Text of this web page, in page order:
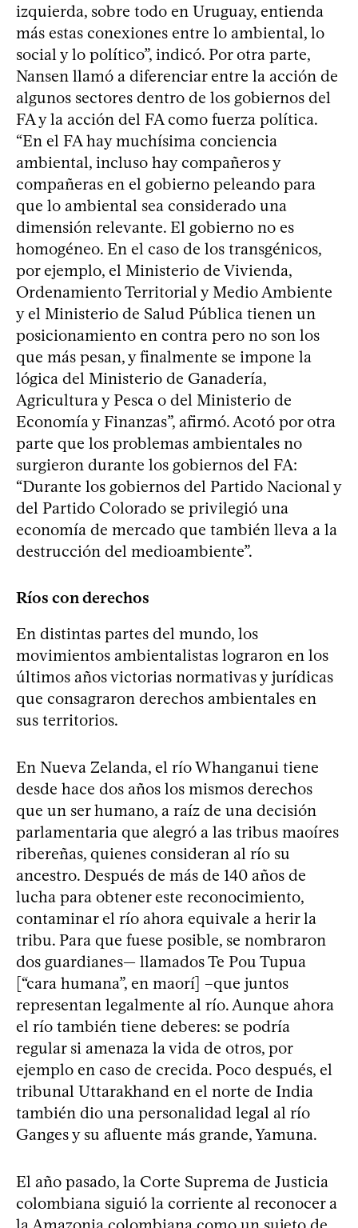
izquierda, sobre todo en Uruguay, entienda
más estas conexiones entre lo ambiental, lo
social y lo político”, indicó. Por otra parte,
Nansen llamó a diferenciar entre la acción de
algunos sectores dentro de los gobiernos del
FA y la acción del FA como fuerza política.
“En el FA hay muchísima conciencia
ambiental, incluso hay compañeros y
compañeras en el gobierno peleando para
que lo ambiental sea considerado una
dimensión relevante. El gobierno no es
homogéneo. En el caso de los transgénicos,
por ejemplo, el Ministerio de Vivienda,
Ordenamiento Territorial y Medio Ambiente
y el Ministerio de Salud Pública tienen un
posicionamiento en contra pero no son los
que más pesan, y finalmente se impone la
lógica del Ministerio de Ganadería,
Agricultura y Pesca o del Ministerio de
Economía y Finanzas”, afirmó. Acotó por otra
parte que los problemas ambientales no
surgieron durante los gobiernos del FA:
“Durante los gobiernos del Partido Nacional y
del Partido Colorado se privilegió una
economía de mercado que también lleva a la
destrucción del medioambiente”.
Ríos con derechos
En distintas partes del mundo, los
movimientos ambientalistas lograron en los
últimos años victorias normativas y jurídicas
que consagraron derechos ambientales en
sus territorios.
En Nueva Zelanda, el río Whanganui tiene
desde hace dos años los mismos derechos
que un ser humano, a raíz de una decisión
parlamentaria que alegró a las tribus maoíres
ribereñas, quienes consideran al río su
ancestro. Después de más de 140 años de
lucha para obtener este reconocimiento,
contaminar el río ahora equivale a herir la
tribu. Para que fuese posible, se nombraron
dos guardianes— llamados Te Pou Tupua
[“cara humana”, en maorí] –que juntos
representan legalmente al río. Aunque ahora
el río también tiene deberes: se podría
regular si amenaza la vida de otros, por
ejemplo en caso de crecida. Poco después, el
tribunal Uttarakhand en el norte de India
también dio una personalidad legal al río
Ganges y su afluente más grande, Yamuna.
El año pasado, la Corte Suprema de Justicia
colombiana siguió la corriente al reconocer a